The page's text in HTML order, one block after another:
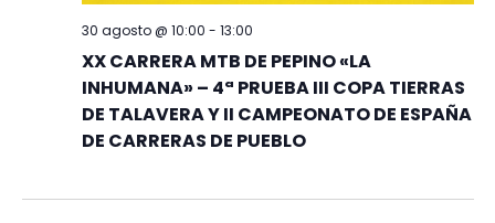
XX CARRERA MTB DE PEPINO «LA
INHUMANA» – 4ª PRUEBA III COPA TIERRAS
DE TALAVERA Y II CAMPEONATO DE ESPAÑA
DE CARRERAS DE PUEBLO
30 agosto @ 10:00 - 13:00